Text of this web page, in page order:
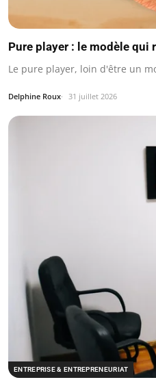
Pure player : le modèle
Le pure player, loin d'être un
Delphine Roux 31 juillet 2026
ENTREPRISE & ENTREPRENEURIAT